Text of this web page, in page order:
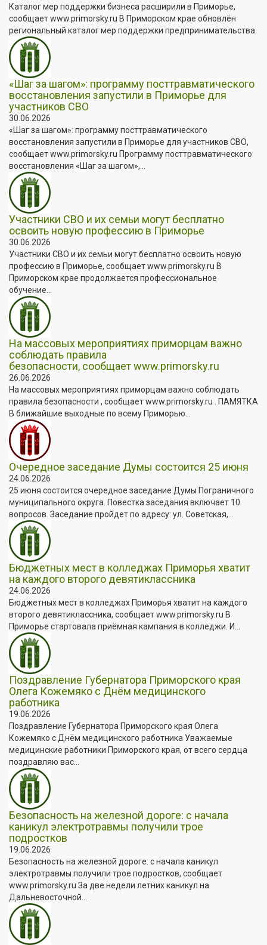
Каталог мер поддержки бизнеса расширили в Приморье,
сообщает www.primorsky.ru В Приморском крае обновлён
региональный каталог мер поддержки предпринимательства.
«Шаг за шагом»: программу посттравматического
восстановления запустили в Приморье для
участников СВО
30.06.2026
«Шаг за шагом»: программу посттравматического
восстановления запустили в Приморье для участников СВО,
сообщает www.primorsky.ru Программу посттравматического
восстановления «Шаг за шагом»,...
Участники СВО и их семьи могут бесплатно
освоить новую профессию в Приморье
30.06.2026
Участники СВО и их семьи могут бесплатно освоить новую
профессию в Приморье, сообщает www.primorsky.ru В
Приморском крае продолжается профессиональное
обучение...
На массовых мероприятиях приморцам важно
соблюдать правила
безопасности, сообщает www.primorsky.ru
26.06.2026
На массовых мероприятиях приморцам важно соблюдать
правила безопасности , сообщает www.primorsky.ru . ПАМЯТКА
В ближайшие выходные по всему Приморью...
Очередное заседание Думы состоится 25 июня
24.06.2026
25 июня состоится очередное заседание Думы Пограничного
муниципального округа. Повестка заседания включает 10
вопросов. Заседание пройдет по адресу: ул. Советская,...
Бюджетных мест в колледжах Приморья хватит
на каждого второго девятиклассника
24.06.2026
Бюджетных мест в колледжах Приморья хватит на каждого
второго девятиклассника, сообщает www.primorsky.ru В
Приморье стартовала приёмная кампания в колледжи. И...
Поздравление Губернатора Приморского края
Олега Кожемяко с Днём медицинского
работника
19.06.2026
Поздравление Губернатора Приморского края Олега
Кожемяко с Днём медицинского работника Уважаемые
медицинские работники Приморского края, от всего сердца
поздравляю вас...
Безопасность на железной дороге: с начала
каникул электротравмы получили трое
подростков
19.06.2026
Безопасность на железной дороге: с начала каникул
электротравмы получили трое подростков, сообщает
www.primorsky.ru За две недели летних каникул на
Дальневосточной...